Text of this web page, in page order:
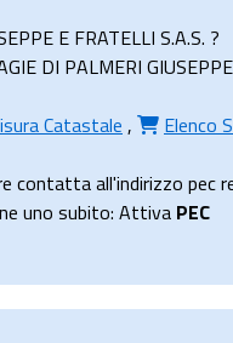
E FRATELLI S.A.S. ?
DI PALMERI
Catastale , Elenco
contatta all'indirizzo pec
uno subito: Attiva PEC